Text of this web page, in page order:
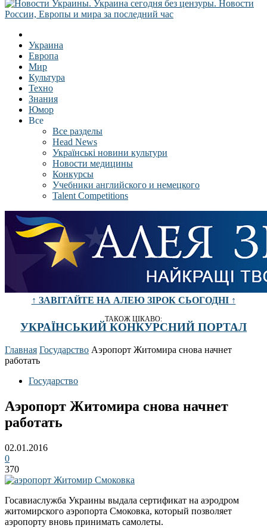
Украина
Европа
Мир
Культура
Техно
Знания
Юмор
Все
Все разделы
Head News
Українські новини культури
Новости медицины
Конкурсы
Учебники английского и немецкого
Talent Competitions
↑ ЗАВІТАЙТЕ НА АЛЕЮ ЗІРОК СЬОГОДНІ ↑
ТАКОЖ ЦІКАВО:
УКРАЇНСЬКИЙ КОНКУРСНИЙ ПОРТАЛ
Главная Государство Аэропорт Житомира снова начнет
работать
Государство
Аэропорт Житомира снова начнет
работать
02.01.2016
0
370
Госавиаслужба Украины выдала сертификат на аэродром
житомирского аэропорта Смоковка, который позволяет
аэропорту вновь принимать самолеты.